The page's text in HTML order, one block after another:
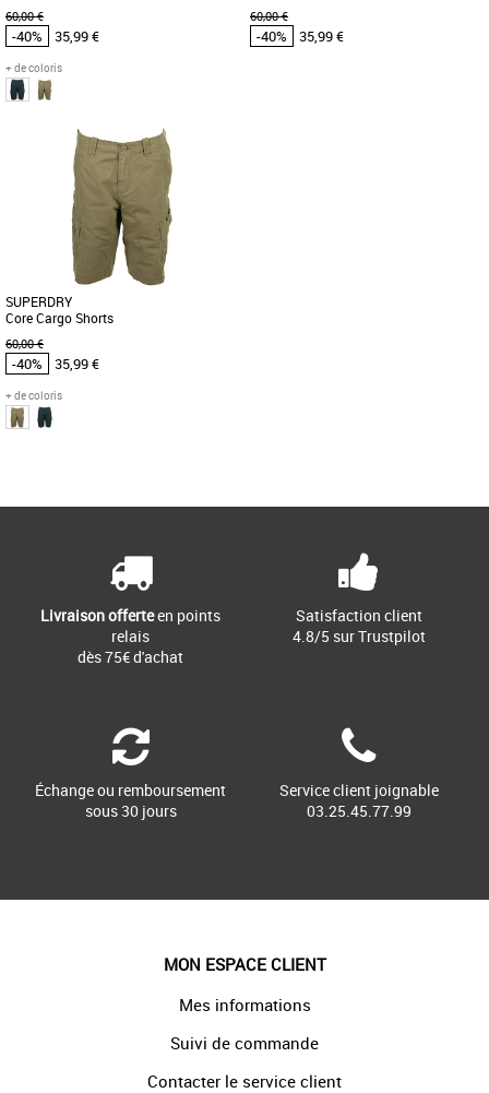
60,00 €
-40% 35,99 €
+ de coloris
Vêtements pas cher et Promos
Short Core Cargo Superdry pour
homme. Short cargo classique avec
braguette zippée et boutonnée, deux [...]
60,00 €
-40% 35,99 €
SUPERDRY
Core Cargo Shorts
60,00 €
-40% 35,99 €
+ de coloris
Livraison offerteen points
relais
dès 75€ d'achat
Satisfaction client
4.8/5 sur Trustpilot
Échange ou remboursement
sous 30 jours
Service client joignable
03.25.45.77.99
MON ESPACE CLIENT
Mes informations
Suivi de commande
Contacter le service client